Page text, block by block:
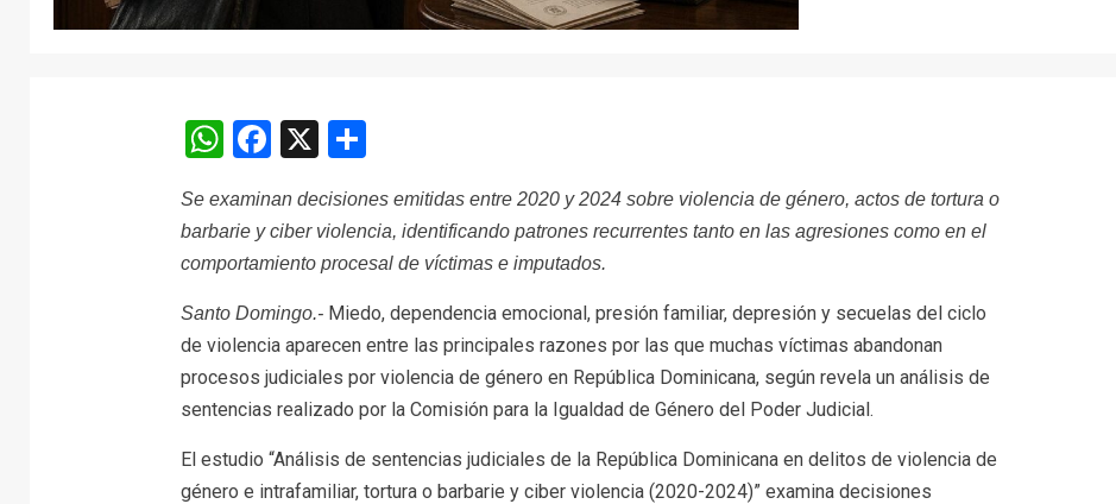
WhatsApp
Facebook
X Compartir
Se examinan decisiones emitidas entre 2020 y 2024 sobre violencia de género, actos de tortura o
barbarie y ciber violencia, identificando patrones recurrentes tanto en las agresiones como en el
comportamiento procesal de víctimas e imputados.
Santo Domingo.-Miedo, dependencia emocional, presión familiar, depresión y secuelas del ciclo
de violencia aparecen entre las principales razones por las que muchas víctimas abandonan
procesos judiciales por violencia de género en República Dominicana, según revela un análisis de
sentencias realizado por la Comisión para la Igualdad de Género del Poder Judicial.
El estudio “Análisis de sentencias judiciales de la República Dominicana en delitos de violencia de
género e intrafamiliar, tortura o barbarie y ciber violencia (2020-2024)” examina decisiones